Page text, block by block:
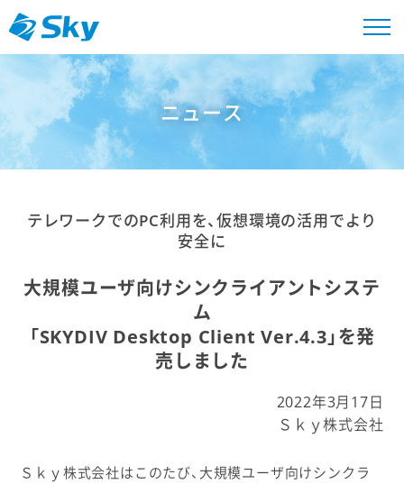
ニュース
テレワークでのPC利用を、仮想環境の活用でより
安全に
大規模ユーザ向けシンクライアントシステ
ム
「SKYDIV Desktop Client Ver.4.3」を発
売しました
2022年3月17日
Ｓｋｙ株式会社
Ｓｋｙ株式会社はこのたび、大規模ユーザ向けシンクラ